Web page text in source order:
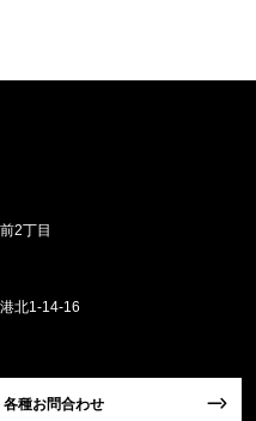
2丁目
北1-14-16
各種お問合わせ